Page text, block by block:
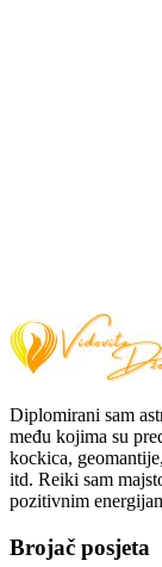
Diplomirani sam
među kojima su
kockica,
itd. Reiki sam
pozitivnim
Brojač posjeta